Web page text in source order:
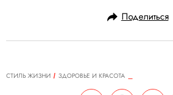
Поделиться
СТИЛЬ ЖИЗНИ
ЗДОРОВЬЕ И КРАСОТА